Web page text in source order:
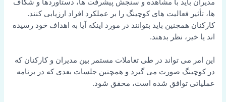
مدیران باید با مشاهده و سنجش پیشرفت ها، دستاوردها و شکاف
ها، تأثیر فعالیت های کوچینگ را بر عملکرد افراد ارزیابی کنند.
کارکنان همچنین باید بتوانند در مورد اینکه آیا به اهداف خود رسیده
اند یا خیر، نظر بدهند.
این امر می تواند در طی تعاملات مستمر بین مدیران و کارکنان که
در کوچینگ صورت می گیرد و همچنین جلسات بعدی که در برنامه
عملیاتی توافق شده است، محقق شود.